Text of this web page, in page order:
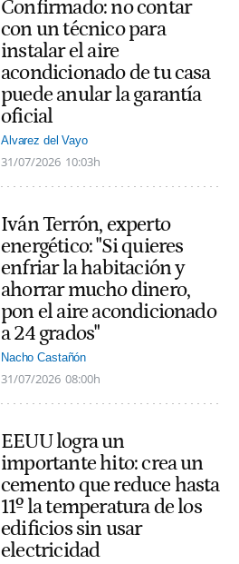
Confirmado: no contar
con un técnico para
instalar el aire
acondicionado de tu casa
puede anular la garantía
oficial
Alvarez del Vayo
31/07/2026 10:03h
Iván Terrón, experto
energético: "Si quieres
enfriar la habitación y
ahorrar mucho dinero,
pon el aire acondicionado
a 24 grados"
Nacho Castañón
31/07/2026 08:00h
EEUU logra un
importante hito: crea un
cemento que reduce hasta
11º la temperatura de los
edificios sin usar
electricidad